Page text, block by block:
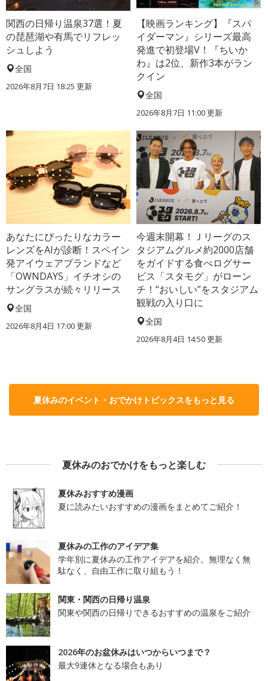
関西の日帰り温泉37選！夏
の琵琶湖や有馬でリフレッ
シュしよう
全国
2026年8月7日 18:25 更新
【映画ランキング】『スパ
イダーマン』シリーズ最高
発進で初登場V！『ちいか
わ』は2位、新作3本がラン
クイン
全国
2026年8月7日 11:00更新
あなたにぴったりなカラー
レンズをAIが診断！スペイン
発アイウェアブランドなど
「OWNDAYS」イチオシの
サングラスが続々リリース
全国
2026年8月4日 17:00更新
今週末開幕！Ｊリーグのス
タジアムグルメ約2000店舗
をガイドする食べログサー
ビス「スタモグ」がローン
チ！“おいしい”をスタジアム
観戦の入り口に
全国
2026年8月4日 14:50更新
夏休みのイベント・おでかけトピックスをもっと見る
夏休みのおでかけをもっと楽しむ
夏休みおすすめ漫画
夏に読みたいおすすめの漫画をまとめてご紹介！
夏休みの工作のアイデア集
学年別に夏休みの工作アイデアを紹介。無理なく無
駄なく、自由工作に取り組もう！
関東・関西の日帰り温泉
関東や関西の日帰りできるおすすめの温泉をご紹介
2026年のお盆休みはいつからいつまで？
最大9連休となる場合もあり